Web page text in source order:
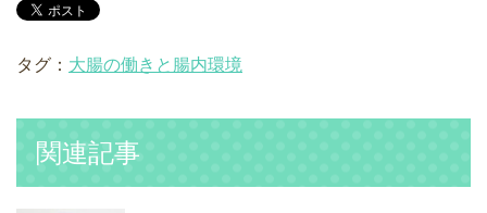
タグ： 大腸の働きと腸内環境
関連記事